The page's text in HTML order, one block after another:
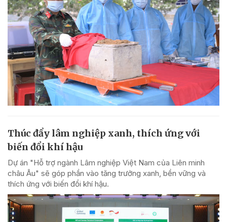
Thúc đẩy lâm nghiệp xanh, thích ứng với
biến đổi khí hậu
Dự án "Hỗ trợ ngành Lâm nghiệp Việt Nam của Liên minh
châu Âu" sẽ góp phần vào tăng trưởng xanh, bền vững và
thích ứng với biến đổi khí hậu.